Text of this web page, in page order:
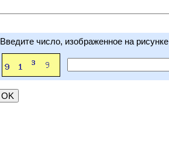
Введите число, изображенное на рисунке